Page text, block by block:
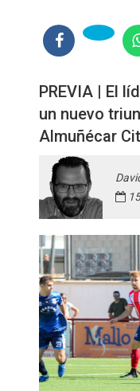
PREVIA | El
un nuevo
Almuñécar